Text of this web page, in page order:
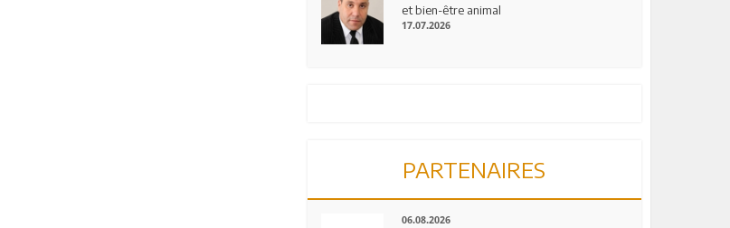
et bien-être animal
17.07.2026
PARTENAIRES
06.08.2026